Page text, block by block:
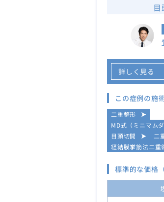
詳しく見る
この症例の施
二重整形
MD式（ミニマム
目頭切開
二
経結膜挙筋法二重
標準的な価格